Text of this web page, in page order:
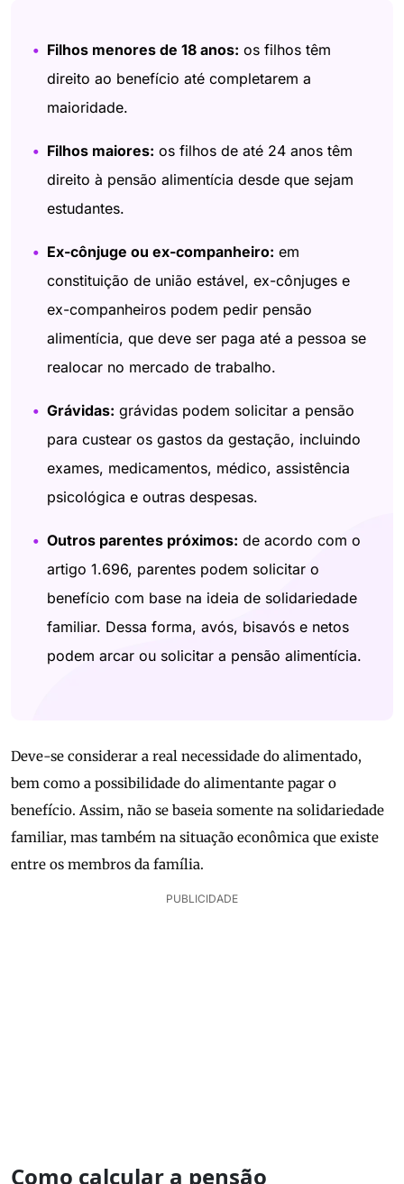
Filhos menores de 18 anos: os filhos têm
direito ao benefício até completarem a
maioridade.
Filhos maiores: os filhos de até 24 anos têm
direito à pensão alimentícia desde que sejam
estudantes.
Ex-cônjuge ou ex-companheiro: em
constituição de união estável, ex-cônjuges e
ex-companheiros podem pedir pensão
alimentícia, que deve ser paga até a pessoa se
realocar no mercado de trabalho.
Grávidas: grávidas podem solicitar a pensão
para custear os gastos da gestação, incluindo
exames, medicamentos, médico, assistência
psicológica e outras despesas.
Outros parentes próximos: de acordo com o
artigo 1.696, parentes podem solicitar o
benefício com base na ideia de solidariedade
familiar. Dessa forma, avós, bisavós e netos
podem arcar ou solicitar a pensão alimentícia.
Deve-se considerar a real necessidade do alimentado,
bem como a possibilidade do alimentante pagar o
benefício. Assim, não se baseia somente na solidariedade
familiar, mas também na situação econômica que existe
entre os membros da família.
PUBLICIDADE
Como calcular a pensão